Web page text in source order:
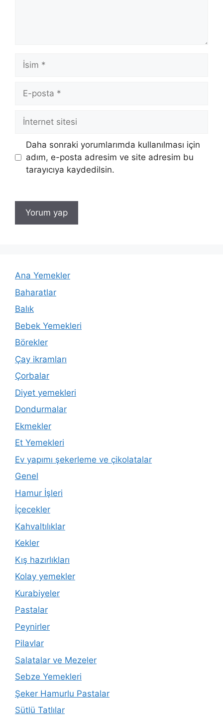
İsim
posta
İnternet
sitesi
Daha sonraki yorumlarımda kullanılması için
adım, e-posta adresim ve site adresim bu
tarayıcıya kaydedilsin.
Ana Yemekler
Baharatlar
Balık
Bebek Yemekleri
Börekler
Çay ikramları
Çorbalar
Diyet yemekleri
Dondurmalar
Ekmekler
Et Yemekleri
Ev yapımı şekerleme ve çikolatalar
Genel
Hamur İşleri
İçecekler
Kahvaltılıklar
Kekler
Kış hazırlıkları
Kolay yemekler
Kurabiyeler
Pastalar
Peynirler
Pilavlar
Salatalar ve Mezeler
Sebze Yemekleri
Şeker Hamurlu Pastalar
Sütlü Tatlılar